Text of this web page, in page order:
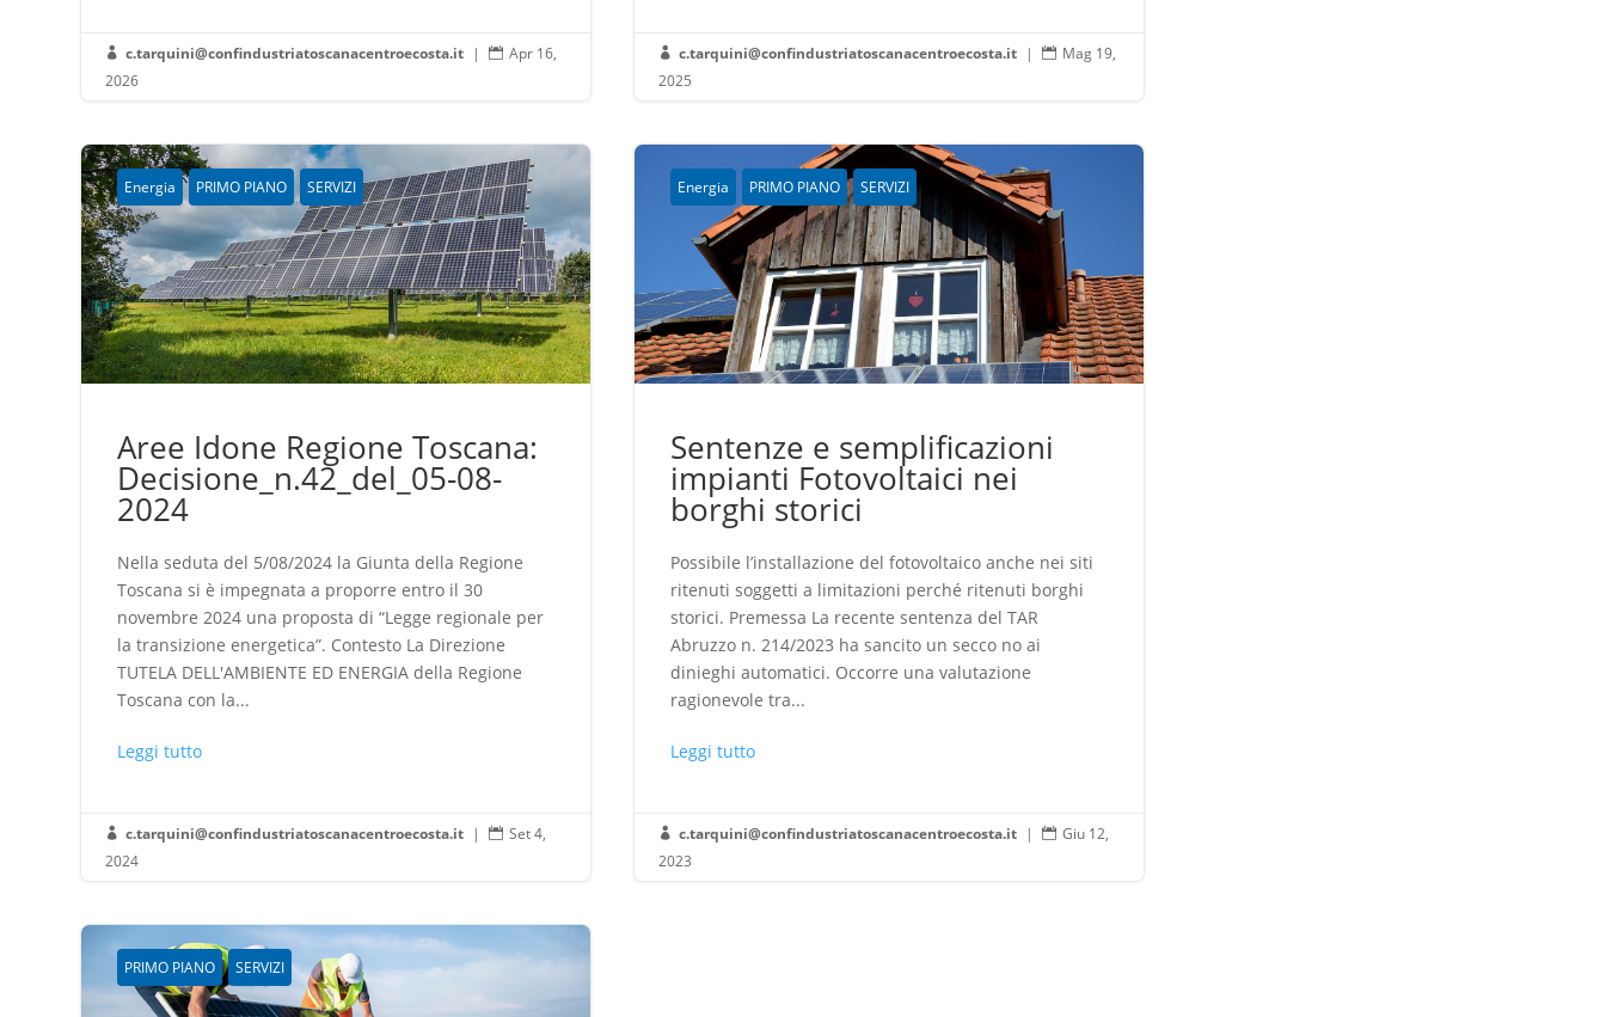
 c.tarquini@confindustriatoscanacentroecosta.it |  Apr 16,
2026
 c.tarquini@confindustriatoscanacentroecosta.it |  Mag 19,
2025
Energia PRIMO PIANO SERVIZI
Aree Idone Regione Toscana:
Decisione_n.42_del_05-08-
2024
Nella seduta del 5/08/2024 la Giunta della Regione
Toscana si è impegnata a proporre entro il 30
novembre 2024 una proposta di “Legge regionale per
la transizione energetica”. Contesto La Direzione
TUTELA DELL'AMBIENTE ED ENERGIA della Regione
Toscana con la...
Leggi tutto
 c.tarquini@confindustriatoscanacentroecosta.it |  Set 4,
2024
Energia PRIMO PIANO SERVIZI
Sentenze e semplificazioni
impianti Fotovoltaici nei
borghi storici
Possibile l’installazione del fotovoltaico anche nei siti
ritenuti soggetti a limitazioni perché ritenuti borghi
storici. Premessa La recente sentenza del TAR
Abruzzo n. 214/2023 ha sancito un secco no ai
dinieghi automatici. Occorre una valutazione
ragionevole tra...
Leggi tutto
 c.tarquini@confindustriatoscanacentroecosta.it |  Giu 12,
2023
PRIMO PIANO SERVIZI